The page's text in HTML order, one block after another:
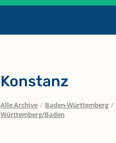
Konstanz
Alle Archive / Baden-Württemberg /
Württemberg/Baden